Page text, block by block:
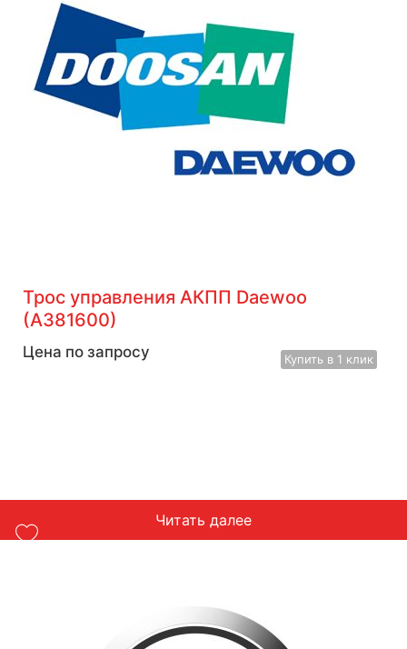
Трос управления АКПП Daewoo
(A381600)
Цена по запросу Купить в 1 клик
Читать далее